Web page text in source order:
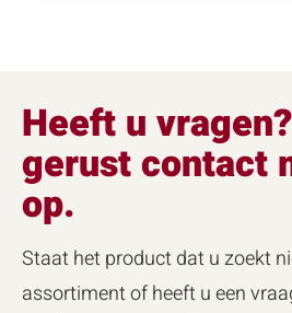
Heeft u
gerust contact
op.
Staat het product dat u zoekt
assortiment of heeft u een